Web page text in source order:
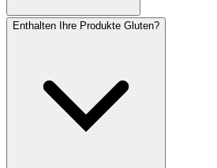
Enthalten Ihre Produkte Gluten?